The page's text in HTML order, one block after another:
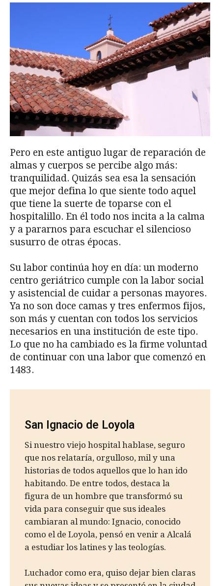
Pero en este antiguo lugar de reparación de
almas y cuerpos se percibe algo más:
tranquilidad. Quizás sea esa la sensación
que mejor defina lo que siente todo aquel
que tiene la suerte de toparse con el
hospitalillo. En él todo nos incita a la calma
y a pararnos para escuchar el silencioso
susurro de otras épocas.
Su labor continúa hoy en día: un moderno
centro geriátrico cumple con la labor social
y asistencial de cuidar a personas mayores.
Ya no son doce camas y tres enfermos fijos,
son más y cuentan con todos los servicios
necesarios en una institución de este tipo.
Lo que no ha cambiado es la firme voluntad
de continuar con una labor que comenzó en
1483.
San Ignacio de Loyola
Si nuestro viejo hospital hablase, seguro
que nos relataría, orgulloso, mil y una
historias de todos aquellos que lo han ido
habitando. De entre todos, destaca la
figura de un hombre que transformó su
vida para conseguir que sus ideales
cambiaran al mundo: Ignacio, conocido
como el de Loyola, pensó en venir a Alcalá
a estudiar los latines y las teologías.
Luchador como era, quiso dejar bien claras